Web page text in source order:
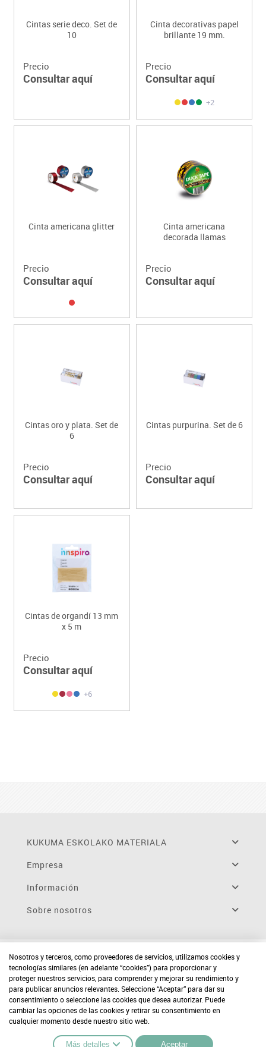
Cintas serie deco. Set de
10
Precio
Consultar aquí
Cinta decorativas papel
brillante 19 mm.
Precio
Consultar aquí
+2
Cinta americana glitter
Precio
Consultar aquí
Cinta americana
decorada llamas
Precio
Consultar aquí
Cintas oro y plata. Set de
6
Precio
Consultar aquí
Cintas purpurina. Set de 6
Precio
Consultar aquí
Cintas de organdí 13 mm
x 5 m
Precio
Consultar aquí
+6
KUKUMA ESKOLAKO MATERIALA
Empresa
Información
Sobre nosotros
Nosotros y terceros, como proveedores de servicios, utilizamos cookies y
tecnologías similares (en adelante “cookies”) para proporcionar y
proteger nuestros servicios, para comprender y mejorar su rendimiento y
para publicar anuncios relevantes. Seleccione “Aceptar” para dar su
consentimiento o seleccione las cookies que desea autorizar. Puede
cambiar las opciones de las cookies y retirar su consentimiento en
cualquier momento desde nuestro sitio web.
Más detalles Aceptar